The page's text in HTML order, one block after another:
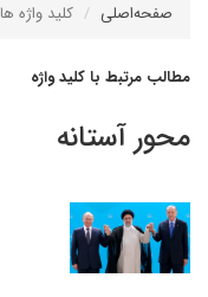
صفحه‌اصلی کلید واژه ها
مطالب مرتبط با کلید واژه
محور آستانه